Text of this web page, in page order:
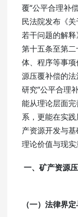
覆“公平合理补
民法院发布‌《
若干问题的解释
第十五条至第
体、程序等事
源压覆补偿的
研究“公平合理
能从理论层面
系，更能在实
产资源开发与
理论价值与现实
一、矿产资源
（一）法律界